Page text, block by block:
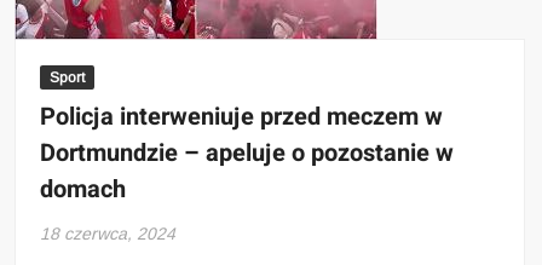
Sport
Policja interweniuje przed meczem w
Dortmundzie – apeluje o pozostanie w
domach
18 czerwca, 2024